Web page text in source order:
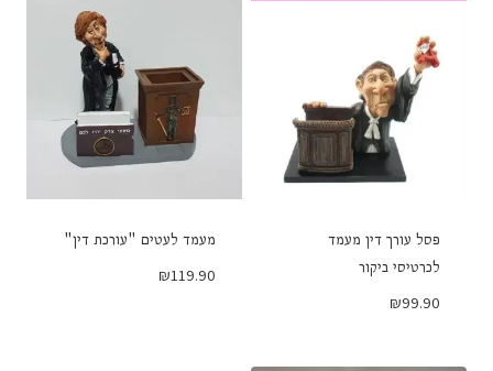
פסל עורך דין מעמד
לכרטיסי ביקור
₪99.90
מעמד לעטים "עורכת דין"
₪119.90